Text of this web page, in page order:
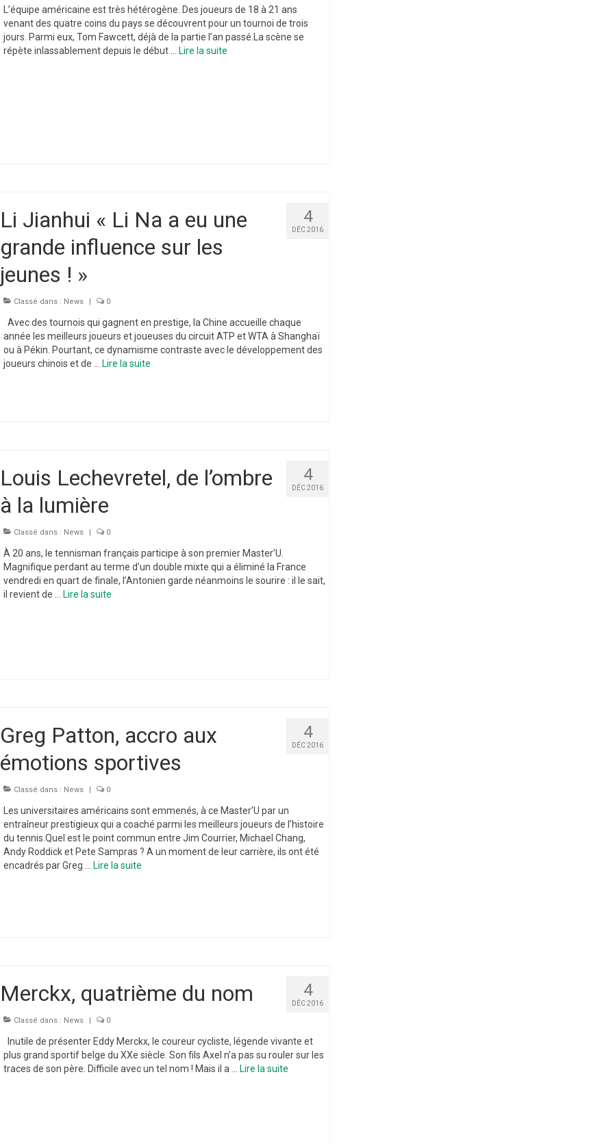
L’équipe américaine est très hétérogène. Des joueurs de 18 à 21 ans
venant des quatre coins du pays se découvrent pour un tournoi de trois
jours. Parmi eux, Tom Fawcett, déjà de la partie l’an passé.La scène se
répète inlassablement depuis le début …
Lire la suite­­
4
DÉC 2016
Li Jianhui « Li Na a eu une
grande influence sur les
jeunes ! »
Classé dans : News | 0
Avec des tournois qui gagnent en prestige, la Chine accueille chaque
année les meilleurs joueurs et joueuses du circuit ATP et WTA à Shanghaï
ou à Pékin. Pourtant, ce dynamisme contraste avec le développement des
joueurs chinois et de …
Lire la suite­­
4
DÉC 2016
Louis Lechevretel, de l’ombre
à la lumière
Classé dans : News | 0
À 20 ans, le tennisman français participe à son premier Master’U.
Magnifique perdant au terme d’un double mixte qui a éliminé la France
vendredi en quart de finale, l’Antonien garde néanmoins le sourire : il le sait,
il revient de …
Lire la suite­­
4
DÉC 2016
Greg Patton, accro aux
émotions sportives
Classé dans : News 0
Les universitaires américains sont emmenés, à ce Master’U par un
entraîneur prestigieux qui a coaché parmi les meilleurs joueurs de l’histoire
du tennis.Quel est le point commun entre Jim Courrier, Michael Chang,
Andy Roddick et Pete Sampras ? A un moment de leur carrière, ils ont été
encadrés par Greg … Lire la suite­­
4
DÉC 2016
Merckx, quatrième du nom
Classé dans : News 0
Inutile de présenter Eddy Merckx, le coureur cycliste, légende vivante et
plus grand sportif belge du XXe siècle. Son fils Axel n’a pas su rouler sur les
traces de son père. Difficile avec un tel nom ! Mais il a … Lire la suite­­